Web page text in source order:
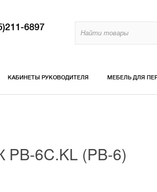
6897
КАБИНЕТЫ РУКОВОДИТЕЛЯ МЕБЕЛЬ ДЛЯ
6C.KL (PB-6)